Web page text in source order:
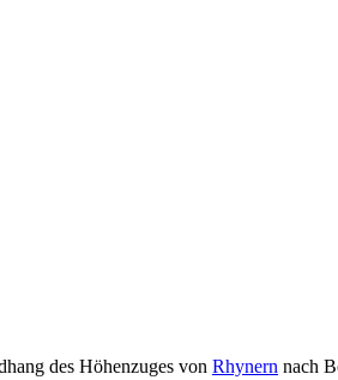
des Höhenzuges von Rhynern nach